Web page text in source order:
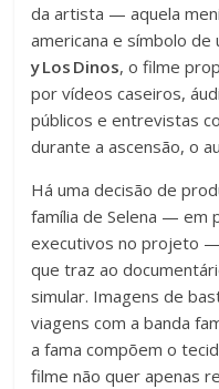
da artista — aquela
americana e símbolo de
y Los Dinos, o filme
por vídeos caseiros,
públicos e entrevistas
durante a ascensão, o
Há uma decisão de
família de Selena — em
executivos no projeto
que traz ao
simular. Imagens de
viagens com a banda
a fama compõem o
filme não quer apenas